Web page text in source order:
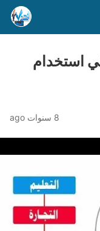
استخدام
8 سنوات ago